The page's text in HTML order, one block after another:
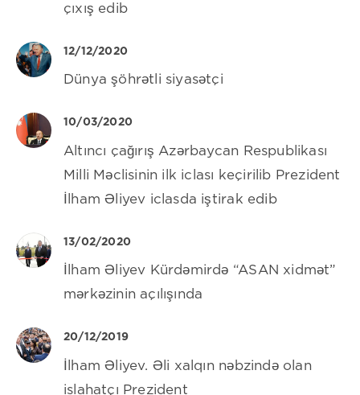
çıxış edib
12/12/2020
Dünya şöhrətli siyasətçi
10/03/2020
Altıncı çağırış Azərbaycan Respublikası
Milli Məclisinin ilk iclası keçirilib Prezident
İlham Əliyev iclasda iştirak edib
13/02/2020
İlham Əliyev Kürdəmirdə “ASAN xidmət”
mərkəzinin açılışında
20/12/2019
İlham Əliyev. Əli xalqın nəbzində olan
islahatçı Prezident